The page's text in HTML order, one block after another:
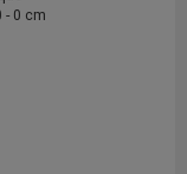
- 0 cm